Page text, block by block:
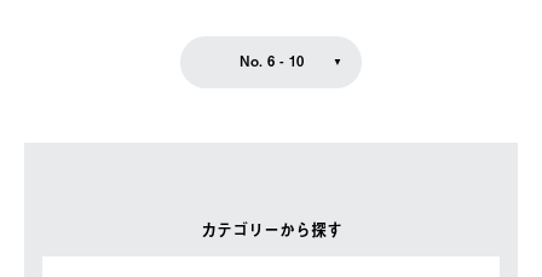
カテゴリーから探す
No. 6 - 10